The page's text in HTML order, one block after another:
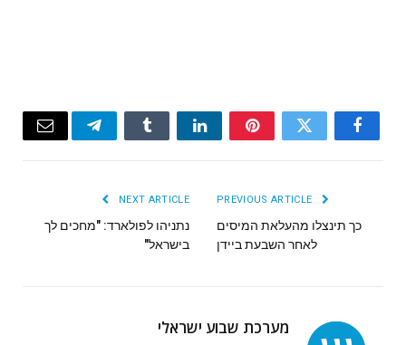
Facebook
Twitter
Pinterest
LinkedIn
Tumblr
Telegram
Email
כך תינצלו מהעלאת המיסים
לאחר השבעת ביידן
NEXT ARTICLE
נתניהו לפולארד: "מחכים לך
בישראל"
מערכת שבוע ישראלי